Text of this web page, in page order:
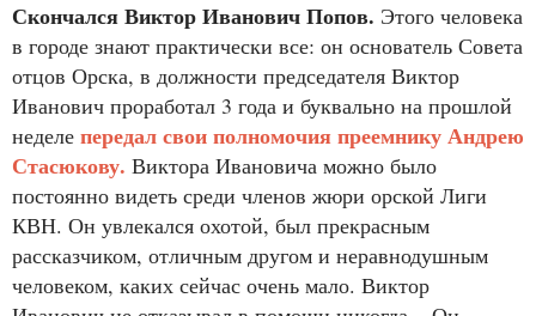
Скончался Виктор Иванович Попов. Этого человека
в городе знают практически все: он основатель Совета
отцов Орска, в должности председателя Виктор
Иванович проработал 3 года и буквально на прошлой
неделе передал свои полномочия преемнику Андрею
Стасюкову. Виктора Ивановича можно было
постоянно видеть среди членов жюри орской Лиги
КВН. Он увлекался охотой, был прекрасным
рассказчиком, отличным другом и неравнодушным
человеком, каких сейчас очень мало. Виктор